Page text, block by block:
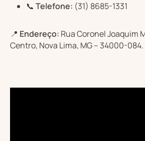
📞 Telefone: (31) 8685-1331
📍 Endereço: Rua Coronel Joaquim
Centro, Nova Lima, MG – 34000-084.